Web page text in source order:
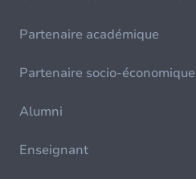
Partenaire académique
Partenaire socio-économique
Alumni
Enseignant